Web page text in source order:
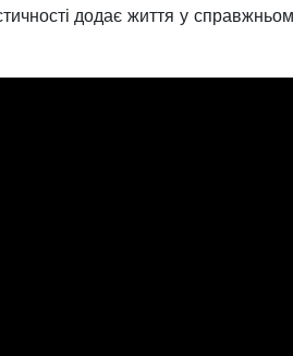
додає життя у